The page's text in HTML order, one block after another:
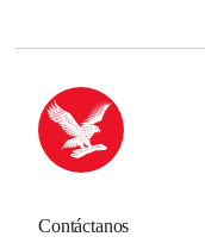
Contáctanos